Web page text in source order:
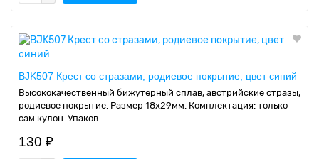
BJK507 Крест со стразами, родиевое покрытие, цвет синий
Высококачественный бижутерный сплав, австрийские стразы,
родиевое покрытие. Размер 18х29мм. Комплектация: только
сам кулон. Упаков..
130 ₽